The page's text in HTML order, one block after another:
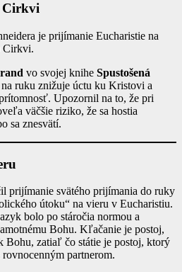
Cirkvi
je prijímanie Eucharistie na
Cirkvi.
vo svojej knihe Spustošená
ruku znižuje úctu ku Kristovi a
Upozornil na to, že pri
väčšie riziko, že sa hostia
sa znesvätí.
prijímanie svätého prijímania do ruky
útoku“ na vieru v Eucharistiu.
bolo po stáročia normou a
Bohu. Kľačanie je postoj,
zatiaľ čo státie je postoj, ktorý
partnerom.